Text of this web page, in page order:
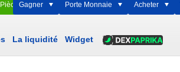
Gagner Porte Monnaie Acheter
La liquidité Widget